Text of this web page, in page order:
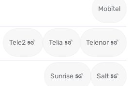
Mobitel
Tele2 Telia Telenor
Sunrise Salt